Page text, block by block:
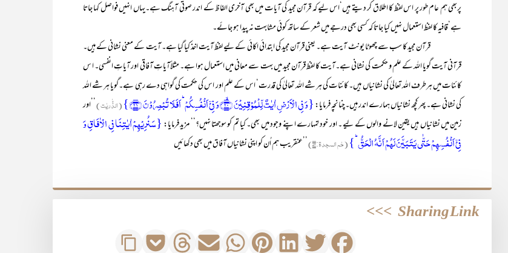
پربھی ہم عام طور پر اس لفظ کا اطلاق کر دیتے ہیں‘اس لیے کہ قرآن مجید کی آیات میں بھی آخری الفاظ کے اندر صوتی آہنگ ہے۔یہاں انہیں فواصل کہا جاتا
ہے‘قافیہ کا لفظ استعمال نہیں کیا جاتا کہ کسی بھی درجے میں شعر کے ساتھ کوئی مشابہت نہ پیدا ہو جائے۔
قرآن مجید کا سب سے چھوٹا یونٹ آیت ہے۔ یعنی قرآن مجید کی ابتدائی اکائی کے لیے لفظ آیت اخذ کیا گیا ہے۔ آیت کے معنی نشانی کے ہیں۔
قرآنی آیت گویا اللہ کے علم و حکمت کی نشانی ہے۔آیت کا لفظ قرآن مجید میں بہت سے معانی میں استعمال ہوا ہے۔ مثلاًآیاتِ آفاقی اور آیاتِ انفسی۔ ا س
کائنات میں ہرطرف اللہ تعالیٰ کی نشانیاں ہیں۔ کائنات کی ہر شے اللہ تعالیٰ کی قدرت‘ اس کے علم اور اس کی حکمت کی گواہی دے رہی ہے۔گویا ہر شے اللہ
کی نشانی ہے۔ پھر کچھ نشانیاں ہمارے اندر ہیں۔چنانچہ فرمایا:{وَ فِی الۡاَرۡضِ اٰیٰتٌ لِّلۡمُوۡقِنِیۡنَ ﴿ۙ۲۰﴾وَ فِیۡۤ اَنۡفُسِکُمۡ ؕ اَفَلَا تُبۡصِرُوۡنَ ﴿۲۱﴾} (الذّٰریٰت) ’’اور
زمین میں نشانیاں ہیں یقین لانے والوں کے لیے ۔ اور خود تمہارے اپنے وجود میں بھی۔ کیا تم کو سوجھتا نہیں؟‘‘ مزید فرمایا:{سَنُرِیۡہِمۡ اٰیٰتِنَا فِی الۡاٰفَاقِ وَ
فِیۡۤ اَنۡفُسِہِمۡ حَتّٰی یَتَبَیَّنَ لَہُمۡ اَنَّہُ الۡحَقُّ ؕ}(حٰم السجدۃ:۵۳) ’’عنقریب ہم اُن کو اپنی نشانیاں آفاق میں بھی دکھائیں
Sharing Link
>>>